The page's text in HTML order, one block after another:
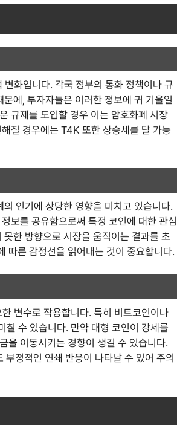
화입니다. 각국 정부의 통화 정책이나 규
에, 투자자들은 이러한 정보에 귀 기울일
규제를 도입할 경우 이는 암호화폐 시장
질 경우에는 T4K 또한 상승세를 탈 가능
인기에 상당한 영향을 미치고 있습니다.
보를 공유함으로써 특정 코인에 대한 관심
한 방향으로 시장을 움직이는 결과를 초
따른 감정선을 읽어내는 것이 중요합니다.
변수로 작용합니다. 특히 비트코인이나
수 있습니다. 만약 대형 코인이 강세를
을 이동시키는 경향이 생길 수 있습니다.
정적인 연쇄 반응이 나타날 수 있어 주의